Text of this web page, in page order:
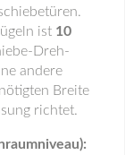
ist 10
Dreh-
andere
Breite
richtet.